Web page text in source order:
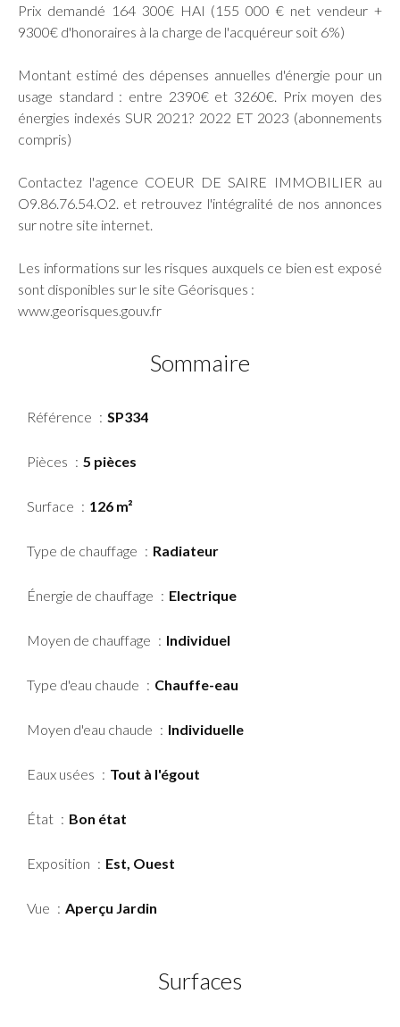
Prix demandé 164 300€ HAI (155 000 € net vendeur +
9300€ d'honoraires à la charge de l'acquéreur soit 6%)
Montant estimé des dépenses annuelles d'énergie pour un
usage standard : entre 2390€ et 3260€. Prix moyen des
énergies indexés SUR 2021? 2022 ET 2023 (abonnements
compris)
Contactez l'agence COEUR DE SAIRE IMMOBILIER au
O9.86.76.54.O2. et retrouvez l'intégralité de nos annonces
sur notre site internet.
Les informations sur les risques auxquels ce bien est exposé
sont disponibles sur le site Géorisques :
www.georisques.gouv.fr
Sommaire
Référence SP334
Pièces 5 pièces
Surface 126 m²
Type de chauffage Radiateur
Énergie de chauffage Electrique
Moyen de chauffage Individuel
Type d'eau chaude Chauffe-eau
Moyen d'eau chaude Individuelle
Eaux usées Tout à l'égout
État Bon état
Exposition Est, Ouest
Vue Aperçu Jardin
Surfaces